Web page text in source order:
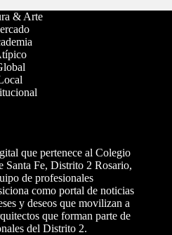
& Arte
que pertenece al Colegio
Santa Fe, Distrito 2 Rosario,
de profesionales
como portal de noticias
y deseos que movilizan a
que forman parte de
del Distrito 2.